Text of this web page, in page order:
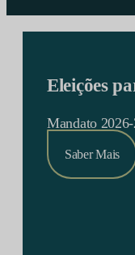
Eleições
Mandato
Saber Mais